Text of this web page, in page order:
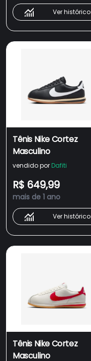
Ver histórico
Tênis Nike Cortez
Masculino
vendido por Dafiti
R$ 649,99
mais de 1 ano
Ver histórico
Tênis Nike Cortez
Masculino